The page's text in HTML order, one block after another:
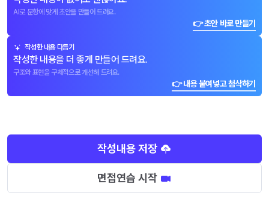
AI로 문항에 맞게 초안을 만들어 드려요.
👉 초안 바로 만들기
작성한 내용 다듬기
작성한 내용을 더 좋게 만들어 드려요.
구조와 표현을 구체적으로 개선해 드려요.
👉 내용 붙여넣고 첨삭하기
작성내용 저장
면접연습 시작